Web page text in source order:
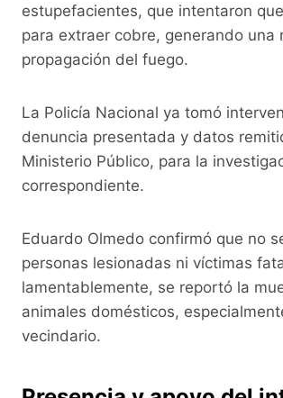
estupefacientes, que intentaron
para extraer cobre, generando una
propagación del fuego.
La Policía Nacional ya tomó
denuncia presentada y datos
Ministerio Público, para la
correspondiente.
Eduardo Olmedo confirmó que no
personas lesionadas ni víctimas
lamentablemente, se reportó la
animales domésticos,
vecindario.